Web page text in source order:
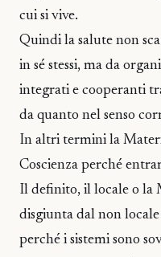
cui si vive.
Quindi la salute non
in sé stessi, ma da
integrati e cooperanti
da quanto nel senso
In altri termini la
Coscienza perché
Il definito, il locale o la
disgiunta dal non
perché i sistemi sono